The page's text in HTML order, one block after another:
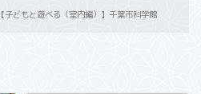
【子どもと遊べる（室内編）】千葉市科学館